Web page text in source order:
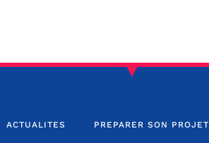
ACTUALITES PREPARER SON PROJET